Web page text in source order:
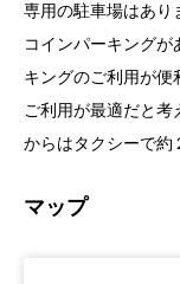
専用の駐車場はあり
コインパーキング
キングのご利用が
ご利用が最適だと
からはタクシーで約
マップ